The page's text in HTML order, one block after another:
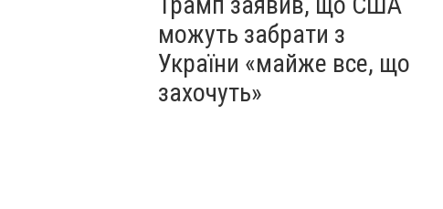
можуть забрати з
України «майже все, що
захочуть»